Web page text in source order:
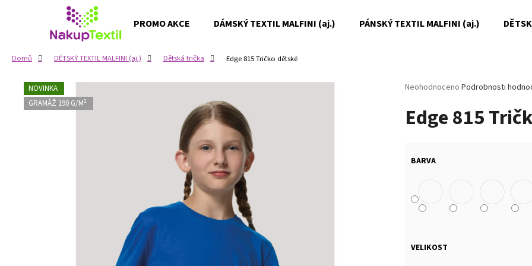
PROMO AKCE DÁMSKÝ TEXTIL MALFINI (aj.) PÁNSKÝ TEXTIL MALFINI (aj.)
Domů DĚTSKÝ TEXTIL MALFINI (aj.) Dětská trička Edge 815 Tričko dětské
Průměrné
produktu
je
hvězdiček.
Neohodnoceno Podrobnosti
Edge 815
BARVA
VELIKOST
NOVINKA
GRAMÁŽ 190 G/M²
Zpět
obchodu
Zpět
obchodu
Co potřebujete najít?
HLEDAT